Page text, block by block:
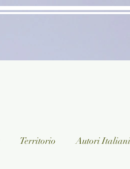
Territorio Autori Italiani